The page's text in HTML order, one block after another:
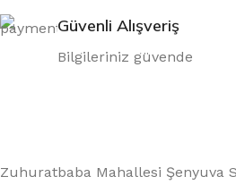
Güvenli Alışveriş
Bilgileriniz güvende
Zuhuratbaba Mahallesi Şenyuva